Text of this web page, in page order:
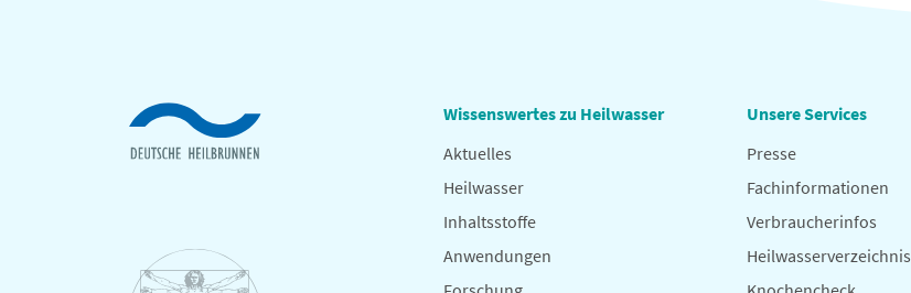
Wissenswertes zu Heilwasser
Aktuelles
Heilwasser
Inhaltsstoffe
Anwendungen
Unsere Services
Presse
Fachinformationen
Verbraucherinfos
Heilwasserverzeichnis